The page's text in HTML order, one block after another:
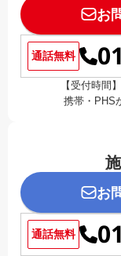
お
通話無料
【受付時間
携帯・PHS
お
通話無料